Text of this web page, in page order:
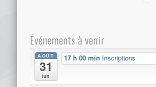
Événements à venir
AOÛT
31
lun
17 h 00 min Inscriptions